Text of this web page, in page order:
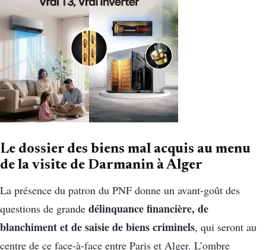
Le dossier des biens mal acquis au menu
de la visite de Darmanin à Alger
La présence du patron du PNF donne un avant-goût des
questions de grande délinquance financière, de
blanchiment et de saisie de biens criminels, qui seront au
centre de ce face-à-face entre Paris et Alger. L’ombre